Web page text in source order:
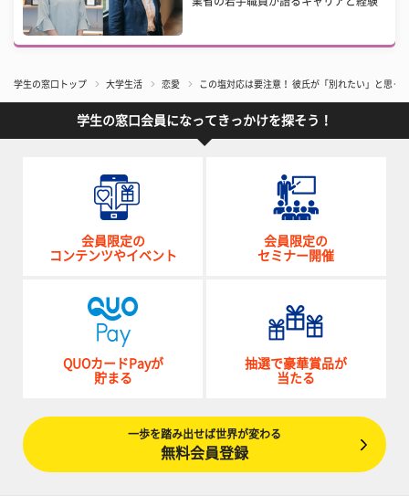
学生の窓口トップ 大学生活 恋愛 この塩対応は要注意！ 彼氏が「別れたい」と思っ
学生の窓口会員になってきっかけを探そう！
会員限定の
コンテンツやイベント
会員限定の
セミナー開催
QUOカードPayが
貯まる
抽選で豪華賞品が
当たる
一歩を踏み出せば世界が変わる
無料会員登録